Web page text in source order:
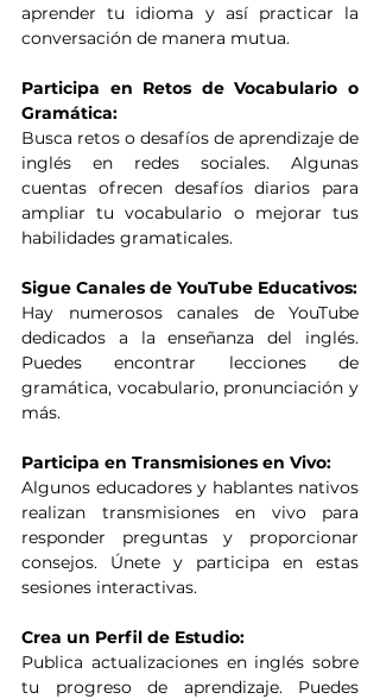
aprender tu idioma y así practicar la
conversación de manera mutua.
Participa en Retos de Vocabulario o
Gramática:
Busca retos o desafíos de aprendizaje de
inglés en redes sociales. Algunas
cuentas ofrecen desafíos diarios para
ampliar tu vocabulario o mejorar tus
habilidades gramaticales.
Sigue Canales de YouTube Educativos:
Hay numerosos canales de YouTube
dedicados a la enseñanza del inglés.
Puedes encontrar lecciones de
gramática, vocabulario, pronunciación y
más.
Participa en Transmisiones en Vivo:
Algunos educadores y hablantes nativos
realizan transmisiones en vivo para
responder preguntas y proporcionar
consejos. Únete y participa en estas
sesiones interactivas.
Crea un Perfil de Estudio:
Publica actualizaciones en inglés sobre
tu progreso de aprendizaje. Puedes